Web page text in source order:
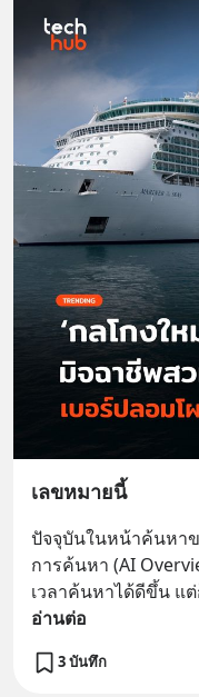
เลขหมายนี้
ปัจจุบันในหน้าค้นหา
การค้นหา (AI
เวลาค้นหาได้ดีขึ้น แ
อ่านต่อ
3 บันทึก